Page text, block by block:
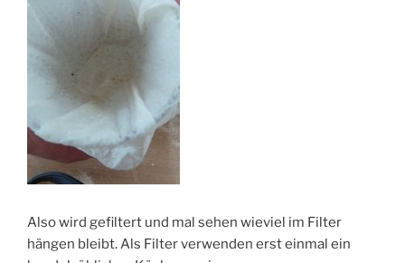
Also wird gefiltert und mal sehen wieviel im Filter
hängen bleibt. Als Filter verwenden erst einmal ein